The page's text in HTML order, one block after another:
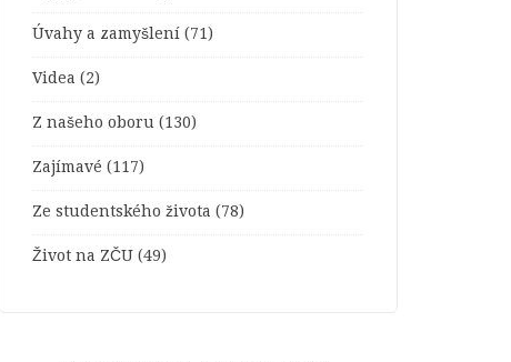
Úvahy a zamyšlení (71)
Videa (2)
Z našeho oboru (130)
Zajímavé (117)
Ze studentského života (78)
Život na ZČU (49)